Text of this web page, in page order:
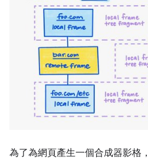
為了為網頁產生一個合成器影格